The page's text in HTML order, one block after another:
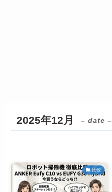
2025年12月 – date –
比較